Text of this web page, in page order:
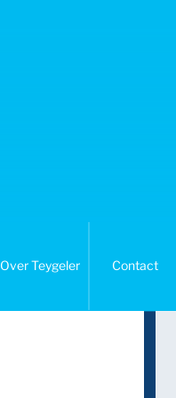
Over Teygeler Contact